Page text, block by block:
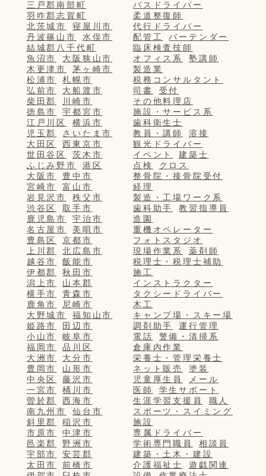
三戸郡南部町
羽咋郡志賀町
北茨城市
寝屋川市
丹波篠山市
水俣市
結城郡八千代町
魚沼市
大阪狭山市
木更津市
茅ヶ崎市
松浦市
札幌市
弘前市
大船渡市
柴田郡
川崎市
徳島市
宇都宮市
江戸川区
横浜市
児玉郡
さいたま市
大田区
西東京市
世田谷区
茨木市
ふじみ野市
港区
大阪市
豊中市
宮崎市
富山市
岩見沢市
秩父市
渋谷区
取手市
鹿児島市
宇治市
名古屋市
美唄市
豊島区
京都市
上川郡
北広島市
越谷市
飯能市
伊都郡
秋田市
潟上市
山本郡
横手市
青森市
鹿角市
尼崎市
大野城市
福知山市
姫路市
田辺市
小山市
岐阜市
福岡市
品川区
大洲市
大分市
豊岡市
山形市
中央区
藤沢市
一宮市
桶川市
曽於郡
西海市
南九州市
仙台市
斜里郡
稲沢市
市原市
中津市
邑楽郡
野洲市
宇部市
安芸郡
太田市
前橋市
バスドライバー
柔道整復師
代行ドライバー
配管工
バーテンダー
臨床検査技師
オフィス系
塾講師
製造業
税務コンサルタント
司書
受付
その他料理店
施設・サービス系
歯科衛生士
教員・講師
溶接
観光ドライバー
イベント
建築士
点検
クロス
整骨院・接骨院受付
経理
製造・工場ワーク系
歯科助手
教習指導員
造園
重機オペレーター
フォトスタジオ
現場作業系
薬剤師
税理士・税理士補助
施工
インストラクター
タクシードライバー
木工
キャンプ場・スキー場
調剤助手
運行管理
電話
警備・清掃系
倉庫内作業
栄養士・管理栄養士
ネット販売
塗装
児童厚生員
メール
医師
学生サポート
生涯学習支援員
職人
スポーツ・スイミング
施設
専属ドライバー
学術専門職員
相談員
建築・土木・建設
介護福祉士
遊戯関連